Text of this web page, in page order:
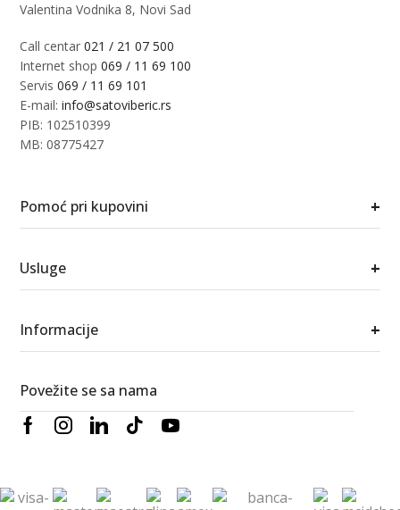
Valentina Vodnika 8, Novi Sad
Call centar021 / 21 07 500
Internet shop069 / 11 69 100
Servis069 / 11 69 101
E-mail:info@satoviberic.rs
PIB: 102510399
MB: 08775427
Pomoć pri kupovini +
Usluge +
Informacije +
Povežite se sa nama